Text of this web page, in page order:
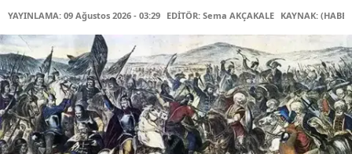
YAYINLAMA: 09 Ağustos 2026 - 03:29 EDİTÖR: Sema AKÇAKALE KAYNAK: